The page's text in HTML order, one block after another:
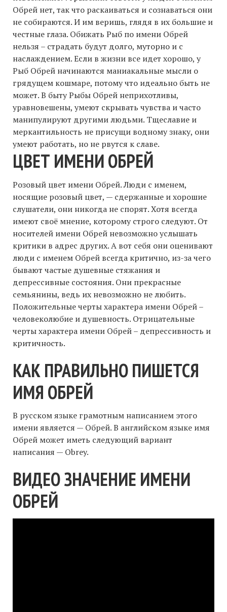
Обрей нет, так что раскаиваться и сознаваться они
не собираются. И им веришь, глядя в их большие и
честные глаза. Обижать Рыб по имени Обрей
нельзя – страдать будут долго, муторно и с
наслаждением. Если в жизни все идет хорошо, у
Рыб Обрей начинаются маниакальные мысли о
грядущем кошмаре, потому что идеально быть не
может. В быту Рыбы Обрей неприхотливы,
уравновешены, умеют скрывать чувства и часто
манипулируют другими людьми. Тщеславие и
меркантильность не присущи водному знаку, они
умеют работать, но не рвутся к славе.
ЦВЕТ ИМЕНИ ОБРЕЙ
Розовый цвет имени Обрей. Люди с именем,
носящие розовый цвет, — сдержанные и хорошие
слушатели, они никогда не спорят. Хотя всегда
имеют своё мнение, которому строго следуют. От
носителей имени Обрей невозможно услышать
критики в адрес других. А вот себя они оценивают
люди с именем Обрей всегда критично, из-за чего
бывают частые душевные стяжания и
депрессивные состояния. Они прекрасные
семьянины, ведь их невозможно не любить.
Положительные черты характера имени Обрей –
человеколюбие и душевность. Отрицательные
черты характера имени Обрей – депрессивность и
критичность.
КАК ПРАВИЛЬНО ПИШЕТСЯ
ИМЯ ОБРЕЙ
В русском языке грамотным написанием этого
имени является — Обрей. В английском языке имя
Обрей может иметь следующий вариант
написания — Obrey.
ВИДЕО ЗНАЧЕНИЕ ИМЕНИ
ОБРЕЙ